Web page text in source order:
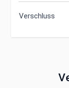
Verschluss